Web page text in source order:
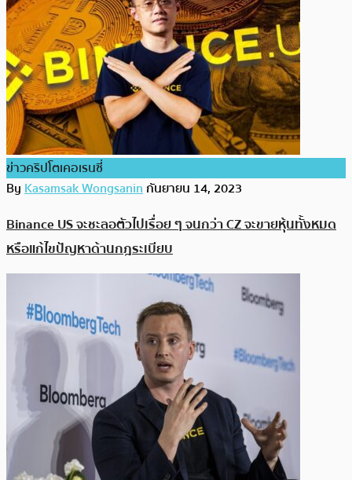
ข่าวคริปโตเคอเรนซี่
ByKasamsak Wongsaninกันยายน 14, 2023
Binance US จะชะลอตัวไปเรื่อย ๆ จนกว่า CZ จะขายหุ้นทั้งหมด
หรือแก้ไขปัญหาด้านกฎระเบียบ